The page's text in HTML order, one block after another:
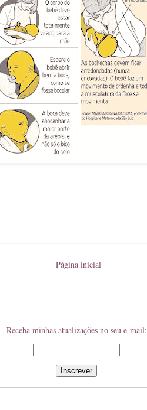
Página inicial
Receba minhas atualizações no seu e-mail: